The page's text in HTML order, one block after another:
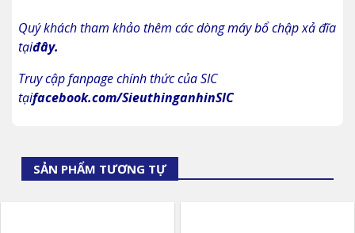
Quý khách tham khảo thêm các dòng máy bổ chập xả đĩa
tạiđây.
Truy cập fanpage chính thức của SIC
tạifacebook.com/SieuthinganhinSIC
SẢN PHẨM TƯƠNG TỰ